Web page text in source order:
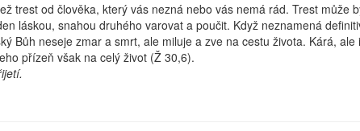
trest od člověka, který vás nezná nebo vás nemá rád. Trest může
láskou, snahou druhého varovat a poučit. Když neznamená
Bůh neseje zmar a smrt, ale miluje a zve na cestu života. Kárá,
přízeň však na celý život (Ž 30,6).